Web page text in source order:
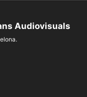
Audiovisuals